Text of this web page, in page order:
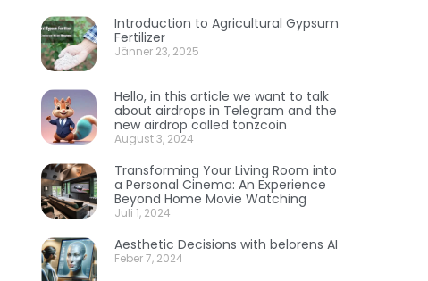
Introduction to Agricultural Gypsum
Fertilizer
Jänner 23, 2025
Hello, in this article we want to talk
about airdrops in Telegram and the
new airdrop called tonzcoin
August 3, 2024
Transforming Your Living Room into
a Personal Cinema: An Experience
Beyond Home Movie Watching
Juli 1, 2024
Aesthetic Decisions with belorens AI
Feber 7, 2024